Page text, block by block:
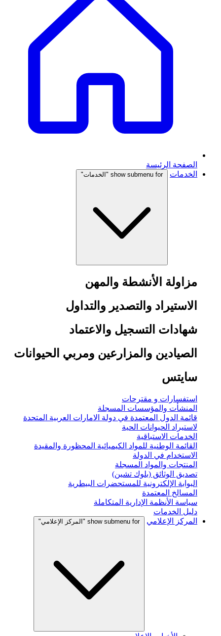
الصفحة الرئيسة
الخدمات
show submenu for "الخدمات"
مزاولة الأنشطة والمهن
الاستيراد والتصدير والتداول
شهادات التسجيل والاعتماد
الصيادين والمزارعين ومربي الحيوانات
سايتس
استفسارات و مقترحات
المنشأت والمؤسسات المسجلة
قائمة الدول المعتمدة في دولة الامارات العربية المتحدة
لاستيراد الحيوانات الحية
الخدمات الاستباقية
القائمة الوطنية للمواد الكيميائية المحظورة والمقيدة
الاستخدام في الدولة
المنتجات والمواد المسجلة
تصديق الوثائق (بلوك تشين)
البوابة الإلكترونية للمستحضرات البيطرية
المسالخ المعتمدة
سياسة الأنظمة الإدارية المتكاملة
دليل الخدمات
المركز الإعلامي
show submenu for "المركز الإعلامي"